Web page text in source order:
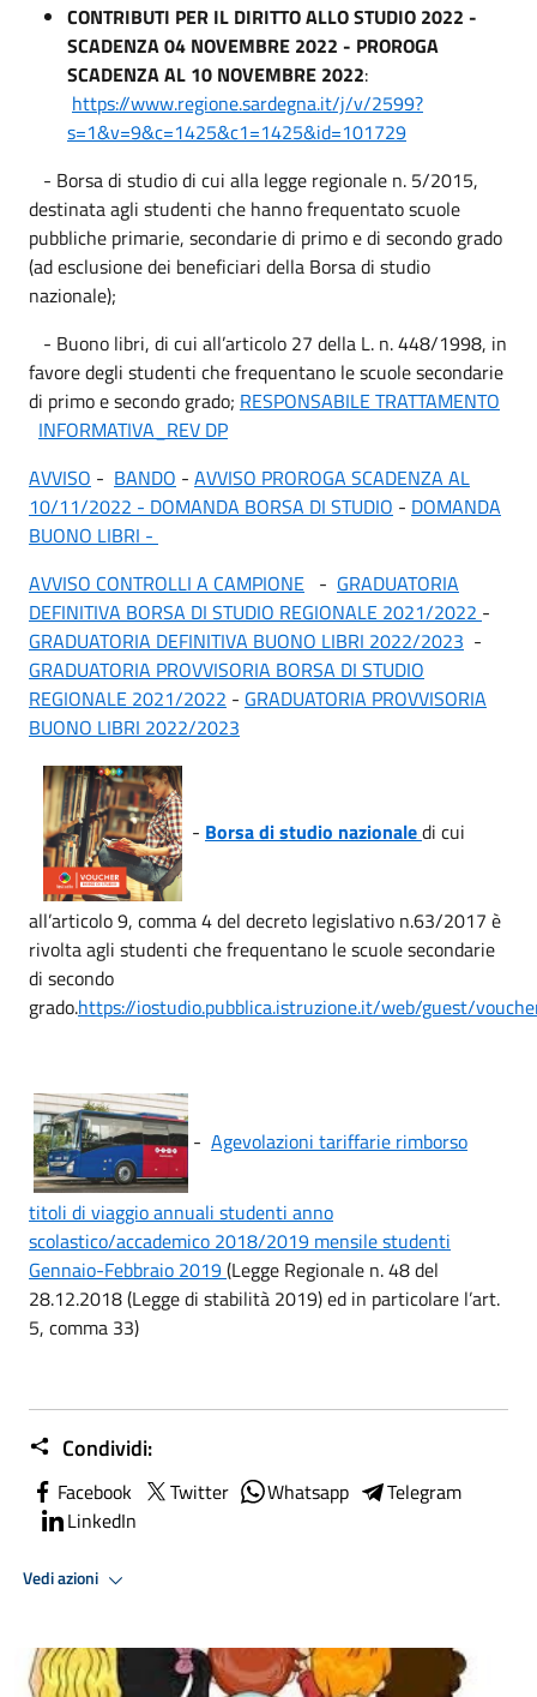
CONTRIBUTI PER IL DIRITTO ALLO STUDIO 2022 -
SCADENZA 04 NOVEMBRE 2022 - PROROGA
SCADENZA AL 10 NOVEMBRE 2022:
https://www.regione.sardegna.it/j/v/2599?
s=1&v=9&c=1425&c1=1425&id=101729
- Borsa di studio di cui alla legge regionale n. 5/2015,
destinata agli studenti che hanno frequentato scuole
pubbliche primarie, secondarie di primo e di secondo grado
(ad esclusione dei beneficiari della Borsa di studio
nazionale);
- Buono libri, di cui all’articolo 27 della L. n. 448/1998, in
favore degli studenti che frequentano le scuole secondarie
di primo e secondo grado; RESPONSABILE TRATTAMENTO
INFORMATIVA_REV DP
AVVISO - BANDO - AVVISO PROROGA SCADENZA AL
10/11/2022 - DOMANDA BORSA DI STUDIO - DOMANDA
BUONO LIBRI -
AVVISO CONTROLLI A CAMPIONE - GRADUATORIA
DEFINITIVA BORSA DI STUDIO REGIONALE 2021/2022 -
GRADUATORIA DEFINITIVA BUONO LIBRI 2022/2023 -
GRADUATORIA PROVVISORIA BORSA DI STUDIO
REGIONALE 2021/2022 - GRADUATORIA PROVVISORIA
BUONO LIBRI 2022/2023
- Borsa di studio nazionaledi cui
all’articolo 9, comma 4 del decreto legislativo n.63/2017 è
rivolta agli studenti che frequentano le scuole secondarie
di secondo
grado.https://iostudio.pubblica.istruzione.it/web/guest/
- Agevolazioni tariffarie rimborso
titoli di viaggio annuali studenti anno
scolastico/accademico 2018/2019 mensile studenti
Gennaio-Febbraio 2019(Legge Regionale n. 48 del
28.12.2018 (Legge di stabilità 2019) ed in particolare l’art.
5, comma 33)
Condividi:
Facebook Twitter Whatsapp
Telegram
LinkedIn
Vedi azioni